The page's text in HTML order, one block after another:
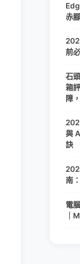
赤
前
石
箱
障
與
訣
南
電
｜